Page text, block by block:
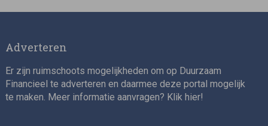
Adverteren
Er zijn ruimschoots mogelijkheden om op Duurzaam
Financieel te adverteren en daarmee deze portal mogelijk
te maken. Meer informatie aanvragen? Klik hier!